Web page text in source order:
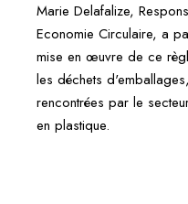
Marie Delafalize,
Economie Circulaire, a
mise en œuvre de ce
les déchets
rencontrées par le
en plastique.